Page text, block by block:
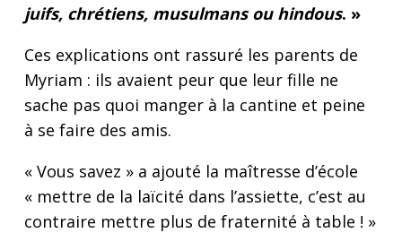
juifs, chrétiens, musulmans ou hindous. »
Ces explications ont rassuré les parents de
Myriam : ils avaient peur que leur fille ne
sache pas quoi manger à la cantine et peine
à se faire des amis.
« Vous savez » a ajouté la maîtresse d’école
« mettre de la laïcité dans l’assiette, c’est au
contraire mettre plus de fraternité à table ! »